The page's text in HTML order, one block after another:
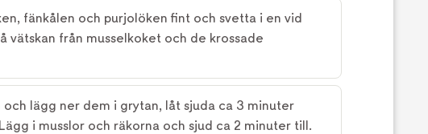
fänkålen och purjolöken fint och svetta i en vid
vätskan från musselkoket och de krossade
och lägg ner dem i grytan, låt sjuda ca 3 minuter
i musslor och räkorna och sjud ca 2 minuter till.